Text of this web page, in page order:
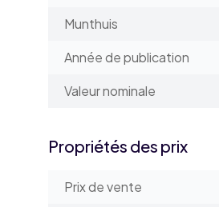
Munthuis
Année de publication
Valeur nominale
Propriétés des prix
Prix de vente